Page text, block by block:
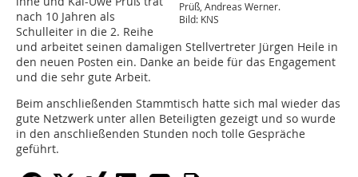
Prüß, Andreas Werner.
Bild: KNS
nach 10 Jahren als
Schulleiter in die 2. Reihe
und arbeitet seinen damaligen Stellvertreter Jürgen Heile in
den neuen Posten ein. Danke an beide für das Engagement
und die sehr gute Arbeit.
Beim anschließenden Stammtisch hatte sich mal wieder das
gute Netzwerk unter allen Beteiligten gezeigt und so wurde
in den anschließenden Stunden noch tolle Gespräche
geführt.